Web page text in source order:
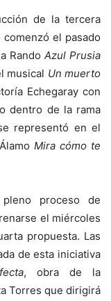
de la tercera
comenzó el pasado
Rando Azul Prusia
musical Un muerto
Echegaray con
dentro de la rama
representó en el
Mira cómo te
proceso de
el miércoles
propuesta. Las
de esta iniciativa
, obra de la
Torres que dirigirá